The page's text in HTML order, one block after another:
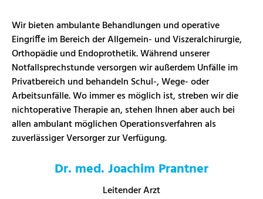
Wir bieten ambulante Behandlungen und operative
Eingriffe im Bereich der Allgemein- und Viszeralchirurgie,
Orthopädie und Endoprothetik. Während unserer
Notfallsprechstunde versorgen wir außerdem Unfälle im
Privatbereich und behandeln Schul-, Wege- oder
Arbeitsunfälle. Wo immer es möglich ist, streben wir die
nichtoperative Therapie an, stehen Ihnen aber auch bei
allen ambulant möglichen Operationsverfahren als
zuverlässiger Versorger zur Verfügung.
Dr. med. Joachim Prantner
Leitender Arzt